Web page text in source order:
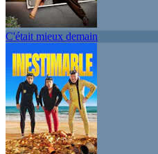
C'était mieux demain